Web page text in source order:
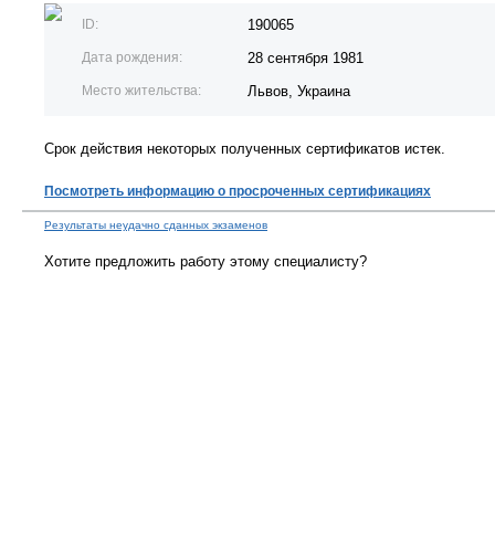
ID: 190065
Дата рождения: 28 сентября 1981
Место жительства: Львов, Украина
Срок действия некоторых полученных сертификатов истек.
Посмотреть информацию о просроченных сертификациях
Результаты неудачно сданных экзаменов
Хотите предложить работу этому специалисту?